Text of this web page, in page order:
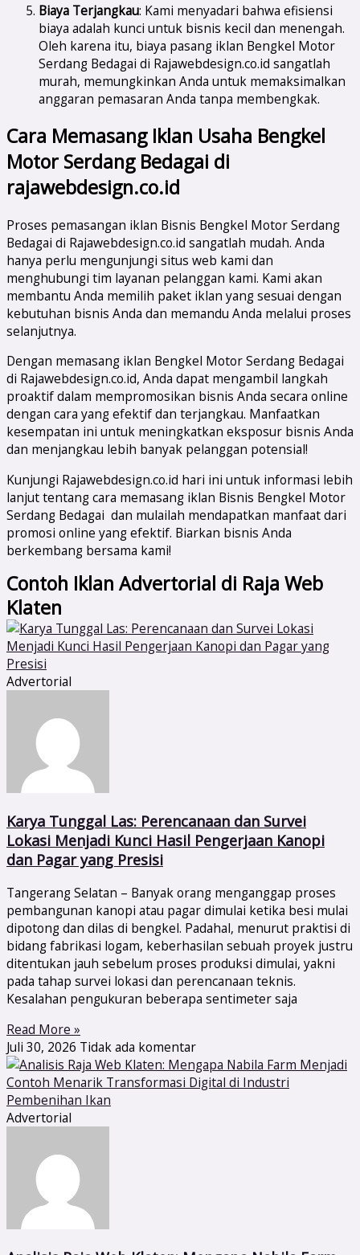
Biaya Terjangkau: Kami menyadari bahwa efisiensi
biaya adalah kunci untuk bisnis kecil dan menengah.
Oleh karena itu, biaya pasang iklan Bengkel Motor
Serdang Bedagai di Rajawebdesign.co.id sangatlah
murah, memungkinkan Anda untuk memaksimalkan
anggaran pemasaran Anda tanpa membengkak.
Cara Memasang Iklan Usaha Bengkel
Motor Serdang Bedagai di
rajawebdesign.co.id
Proses pemasangan iklan Bisnis Bengkel Motor Serdang
Bedagai di Rajawebdesign.co.id sangatlah mudah. Anda
hanya perlu mengunjungi situs web kami dan
menghubungi tim layanan pelanggan kami. Kami akan
membantu Anda memilih paket iklan yang sesuai dengan
kebutuhan bisnis Anda dan memandu Anda melalui proses
selanjutnya.
Dengan memasang iklan Bengkel Motor Serdang Bedagai
di Rajawebdesign.co.id, Anda dapat mengambil langkah
proaktif dalam mempromosikan bisnis Anda secara online
dengan cara yang efektif dan terjangkau. Manfaatkan
kesempatan ini untuk meningkatkan eksposur bisnis Anda
dan menjangkau lebih banyak pelanggan potensial!
Kunjungi Rajawebdesign.co.id hari ini untuk informasi lebih
lanjut tentang cara memasang iklan Bisnis Bengkel Motor
Serdang Bedagai dan mulailah mendapatkan manfaat dari
promosi online yang efektif. Biarkan bisnis Anda
berkembang bersama kami!
Contoh Iklan Advertorial di Raja Web
Klaten
Advertorial
Karya Tunggal Las: Perencanaan dan Survei
Lokasi Menjadi Kunci Hasil Pengerjaan Kanopi
dan Pagar yang Presisi
Tangerang Selatan – Banyak orang menganggap proses
pembangunan kanopi atau pagar dimulai ketika besi mulai
dipotong dan dilas di bengkel. Padahal, menurut praktisi di
bidang fabrikasi logam, keberhasilan sebuah proyek justru
ditentukan jauh sebelum proses produksi dimulai, yakni
pada tahap survei lokasi dan perencanaan teknis.
Kesalahan pengukuran beberapa sentimeter saja
Read More »
Juli 30, 2026 Tidak ada komentar
Advertorial